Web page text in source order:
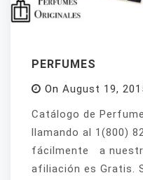
PERFUMES
On August 19,
Catálogo de
llamando al 1(800)
fácilmente a
afiliación es Gratis.